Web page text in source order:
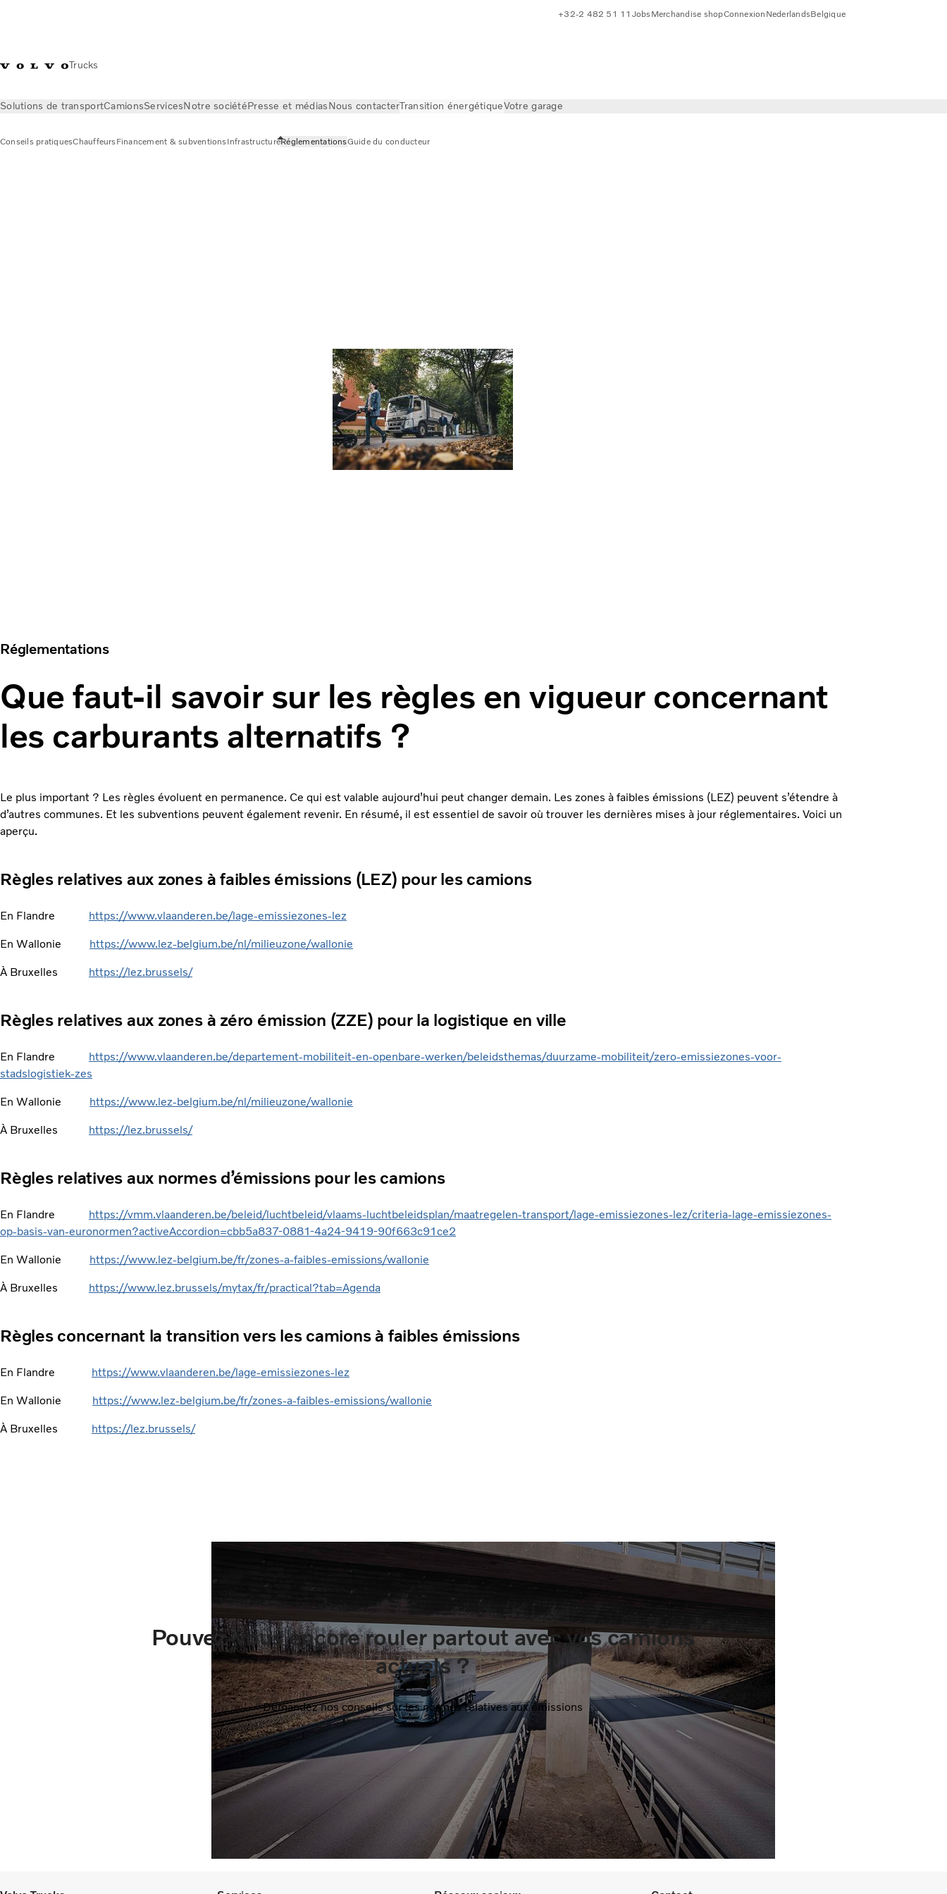
Trucks
+32-2 482 51 11 JobsMerchandise shopConnexion NederlandsBelgique
Solutions de transportCamionsServicesNotre sociétéPresse et médiasNous contacterTransition énergétiqueVotre garage
Conseils pratiquesChauffeursFinancement & subventionsInfrastructureRéglementationsGuide du conducteur
Réglementations
Que faut-il savoir sur les règles en vigueur concernant
les carburants alternatifs ?
Le plus important ? Les règles évoluent en permanence. Ce qui est valable aujourd’hui peut changer demain. Les zones à faibles émissions (LEZ) peuvent s’étendre à
d’autres communes. Et les subventions peuvent également revenir. En résumé, il est essentiel de savoir où trouver les dernières mises à jour réglementaires. Voici un
aperçu.
Règles relatives aux zones à faibles émissions (LEZ) pour les camions
En Flandre https://www.vlaanderen.be/lage-emissiezones-lez
En Wallonie https://www.lez-belgium.be/nl/milieuzone/wallonie
À Bruxelles https://lez.brussels/
Règles relatives aux zones à zéro émission (ZZE) pour la logistique en ville
En Flandre
https://www.vlaanderen.be/departement-mobiliteit-en-openbare-werken/beleidsthemas/duurzame-mobiliteit/zero-emissiezones-voor-
stadslogistiek-zes
En Wallonie https://www.lez-belgium.be/nl/milieuzone/wallonie
À Bruxelles https://lez.brussels/
Règles relatives aux normes d’émissions pour les camions
En Flandre
https://vmm.vlaanderen.be/beleid/luchtbeleid/vlaams-luchtbeleidsplan/maatregelen-transport/lage-emissiezones-lez/criteria-lage-emissiezones-
op-basis-van-euronormen?activeAccordion=cbb5a837-0881-4a24-9419-90f663c91ce2
En Wallonie https://www.lez-belgium.be/fr/zones-a-faibles-emissions/wallonie
À Bruxelles https://www.lez.brussels/mytax/fr/practical?tab=Agenda
Règles concernant la transition vers les camions à faibles émissions
En Flandre https://www.vlaanderen.be/lage-emissiezones-lez
En Wallonie https://www.lez-belgium.be/fr/zones-a-faibles-emissions/wallonie
À Bruxelles https://lez.brussels/
Pouvez-vous encore rouler partout avec vos camions
actuels ?
Demandez nos conseils sur les normes relatives aux émissions